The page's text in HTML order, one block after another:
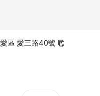
區 愛三路40號